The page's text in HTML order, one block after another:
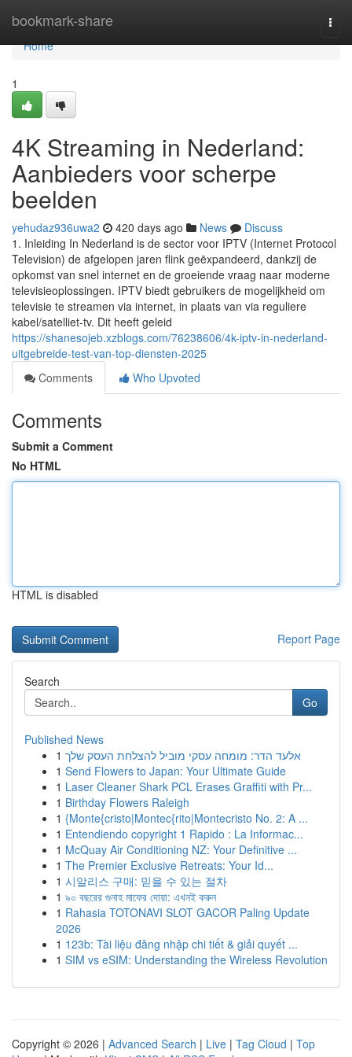
bookmark-share
Home
Home
1
4K Streaming in Nederland:
Aanbieders voor scherpe
beelden
yehudaz936uwa2 420 days ago News
Discuss
1. Inleiding In Nederland is de sector voor IPTV (Internet Protocol
Television) de afgelopen jaren flink geëxpandeerd, dankzij de
opkomst van snel internet en de groeiende vraag naar moderne
televisieoplossingen. IPTV biedt gebruikers de mogelijkheid om
televisie te streamen via internet, in plaats van via reguliere
kabel/satelliet-tv. Dit heeft geleid
https://shanesojeb.xzblogs.com/76238606/4k-iptv-in-nederland-
uitgebreide-test-van-top-diensten-2025
Comments
Who Upvoted
Comments
Submit a Comment
No HTML
HTML is disabled
Report Page
Search
Go
Published News
1 אלעד הדר: מומחה עסקי מוביל להצלחת העסק שלך
1 Send Flowers to Japan: Your Ultimate Guide
1 Laser Cleaner Shark PCL Erases Graffiti with Pr...
1 Birthday Flowers Raleigh
1 {Monte{cristo|Montec{rito|Montecristo No. 2: A ...
1 Entendiendo copyright 1 Rapido : La Informac...
1 McQuay Air Conditioning NZ: Your Definitive ...
1 The Premier Exclusive Retreats: Your Id...
1 시알리스 구매: 믿을 수 있는 절차
1 ৯০ বছরের গুনাহ মাফের দোয়া: এখনই করুন
1 Rahasia TOTONAVI SLOT GACOR Paling Update
2026
1 123b: Tài liệu đăng nhập chi tiết & giải quyết ...
1 SIM vs eSIM: Understanding the Wireless Revolution
Copyright © 2026 | Advanced Search | Live | Tag Cloud | Top